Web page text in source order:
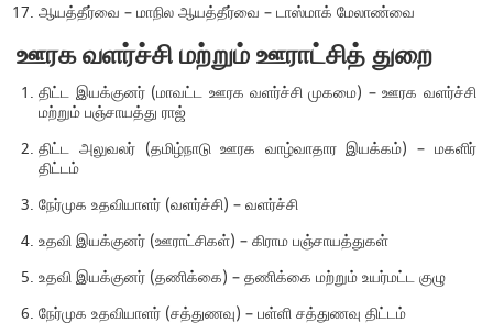
ஆயத்தீர்வை – மாநில ஆயத்தீர்வை – டாஸ்மாக் மேலாண்வை
ஊரக வளர்ச்சி மற்றும் ஊராட்சித் துறை
திட்ட இயக்குனர் (மாவட்ட ஊரக வளர்ச்சி முகமை) – ஊரக வளர்ச்சி
மற்றும் பஞ்சாயத்து ராஜ்
திட்ட அலுவலர் (தமிழ்நாடு ஊரக வாழ்வாதார இயக்கம்) – மகளிர்
திட்டம்
நேர்முக உதவியாளர் (வளர்ச்சி) – வளர்ச்சி
உதவி இயக்குனர் (ஊராட்சிகள்) – கிராம பஞ்சாயத்துகள்
உதவி இயக்குனர் (தணிக்கை) – தணிக்கை மற்றும் உயர்மட்ட குழு
நேர்முக உதவியாளர் (சத்துணவு) – பள்ளி சத்துணவு திட்டம்